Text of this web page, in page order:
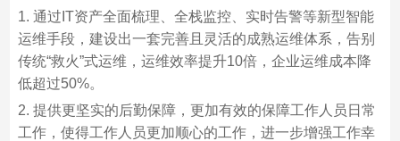
1. 通过IT资产全面梳理、全栈监控、实时告警等新型智能
运维手段，建设出一套完善且灵活的成熟运维体系，告别
传统“救火”式运维，运维效率提升10倍，企业运维成本降
低超过50%。
2. 提供更坚实的后勤保障，更加有效的保障工作人员日常
工作，使得工作人员更加顺心的工作，进一步增强工作幸